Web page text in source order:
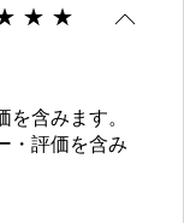
含みます。
・評価を含み